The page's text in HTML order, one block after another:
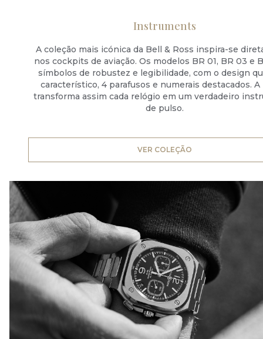
Instruments
A coleção mais icónica da Bell & Ross inspira-se
nos cockpits de aviação. Os modelos BR 01, BR 03 e
símbolos de robustez e legibilidade, com o design
característico, 4 parafusos e numerais destacados. A
transforma assim cada relógio em um verdadeiro
de pulso.
VER COLEÇÃO